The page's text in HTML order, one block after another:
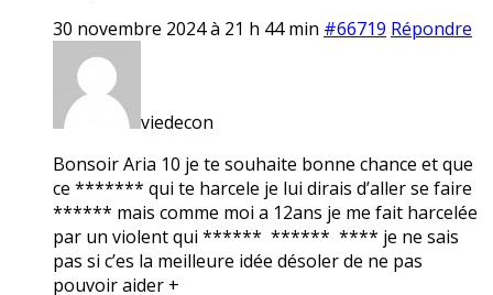
30 novembre 2024 à 21 h 44 min #66719 Répondre
viedecon
Bonsoir Aria 10 je te souhaite bonne chance et que
ce ******* qui te harcele je lui dirais d’aller se faire
****** mais comme moi a 12ans je me fait harcelée
par un violent qui ****** ****** **** je ne sais
pas si c’es la meilleure idée désoler de ne pas
pouvoir aider +